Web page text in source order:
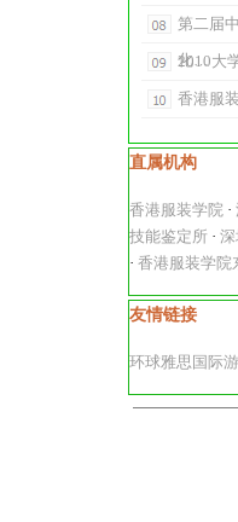
第二届
化…
2010大
香港服
直属机构
香港服装学院 ·
技能鉴定所 ·
· 香港服装学院
友情链接
环球雅思国际